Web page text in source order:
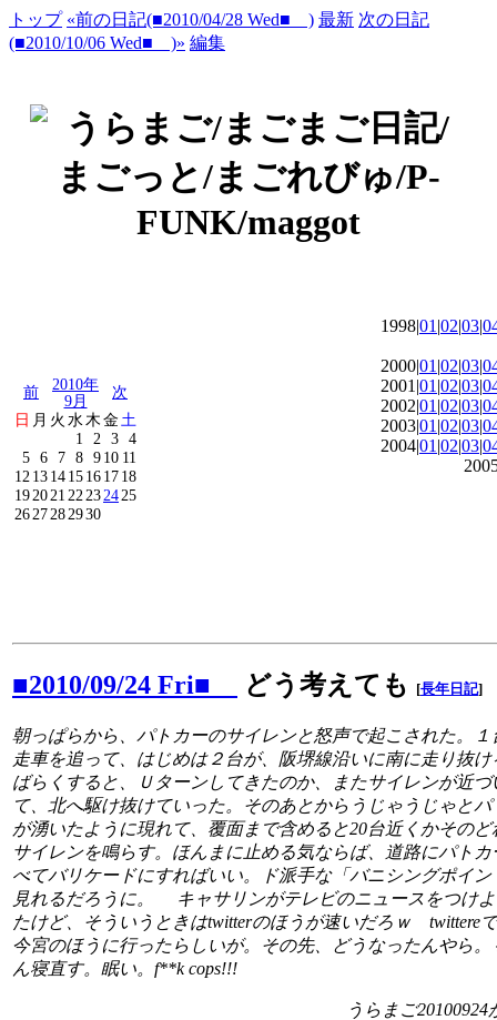
トップ «前の日記(■2010/04/28 Wed■ ) 最新 次の日記
(■2010/10/06 Wed■ )» 編集
前
2010年
9月
次
日 月 火 水 木金 土
1
2 3 4
5 6 7 8 910 11
12 131415161718
192021 22 232425
2627282930
1998|01 |02|03|
2000|01 |02|03|
2001|01 |02|03|
2002|01 |02|03|
2003|01 |02|03|
2004|01 |02|03|
■2010/09/24 Fri■ どう考えても [長年日記]
朝っぱらから、パトカーのサイレンと怒声で起こされた。１
走車を追って、はじめは２台が、阪堺線沿いに南に走り抜け
ばらくすると、Ｕターンしてきたのか、またサイレンが近づ
て、北へ駆け抜けていった。そのあとからうじゃうじゃとパ
が湧いたように現れて、覆面まで含めると20台近くかそのど
サイレンを鳴らす。ほんまに止める気ならば、道路にパトカ
べてバリケードにすればいい。ド派手な「バニシングポイン
見れるだろうに。 キャサリンがテレビのニュースをつけ
たけど、そういうときはtwitterのほうが速いだろｗ twittere
今宮のほうに行ったらしいが。その先、どうなったんやら。
ん寝直す。眠い。f**k cops!!!
うらまご20100924